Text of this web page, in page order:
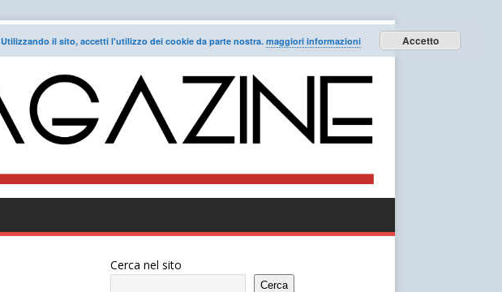
Cerca nel sito
Cerca
Utilizzando il sito, accetti l'utilizzo dei cookie da parte nostra. maggiori informazioni Accetto